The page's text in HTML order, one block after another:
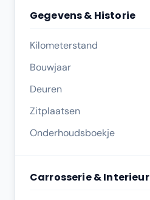
Gegevens & Historie
Kilometerstand
Bouwjaar
Deuren
Zitplaatsen
Onderhoudsboekje
Carrosserie & Interieur